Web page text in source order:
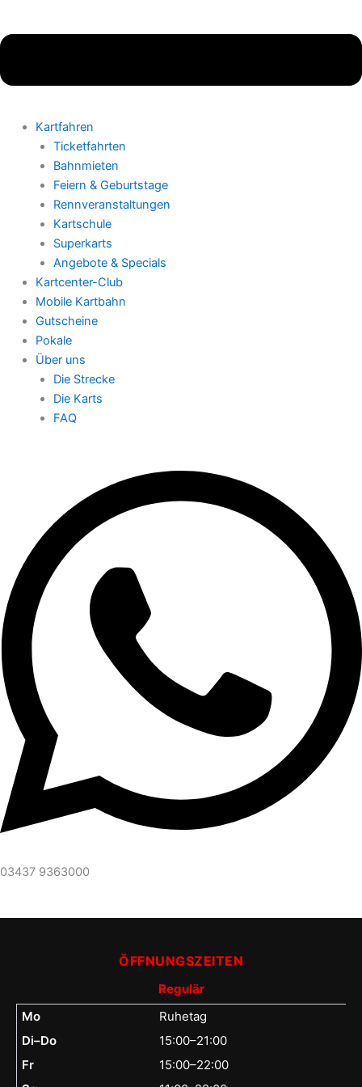
Kartfahren
Ticketfahrten
Bahnmieten
Feiern & Geburtstage
Rennveranstaltungen
Kartschule
Superkarts
Angebote & Specials
Kartcenter-Club
Mobile Kartbahn
Gutscheine
Pokale
Über uns
Die Strecke
Die Karts
FAQ
03437 9363000
ÖFFNUNGSZEITEN
Regulär
Mo
Ruhetag
Di–Do
15:00–21:00
Fr
15:00–22:00